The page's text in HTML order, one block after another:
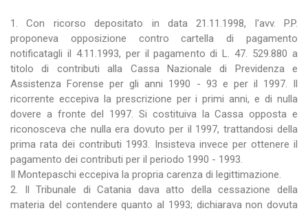
1. Con ricorso depositato in data 21.11.1998, l'avv. P.P.
proponeva opposizione contro cartella di pagamento
notificatagli il 4.11.1993, per il pagamento di L. 47. 529.880 a
titolo di contributi alla Cassa Nazionale di Previdenza e
Assistenza Forense per gli anni 1990 - 93 e per il 1997. Il
ricorrente eccepiva la prescrizione per i primi anni, e di nulla
dovere a fronte del 1997. Si costituiva la Cassa opposta e
riconosceva che nulla era dovuto per il 1997, trattandosi della
prima rata dei contributi 1993. Insisteva invece per ottenere il
pagamento dei contributi per il periodo 1990 - 1993.
Il Montepaschi eccepiva la propria carenza di legittimazione.
2. Il Tribunale di Catania dava atto della cessazione della
materia del contendere quanto al 1993; dichiarava non dovuta